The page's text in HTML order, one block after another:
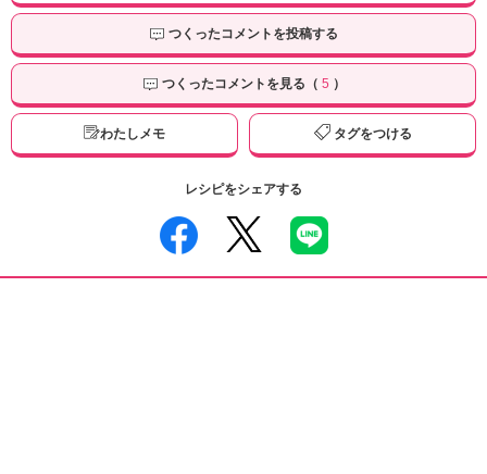
つくったコメントを投稿する
つくったコメントを見る（ 5 ）
わたしメモ タグをつける
レシピをシェアする